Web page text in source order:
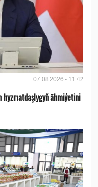
07.08.2026 - 11:42
ähmiýetini